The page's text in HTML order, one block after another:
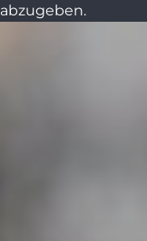
abzugeben.